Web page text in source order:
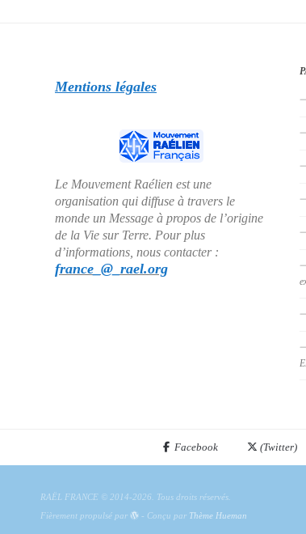
Mentions légales
Le Mouvement Raélien est une
organisation qui diffuse à travers le
monde un Message à propos de l’origine
de la Vie sur Terre. Pour plus
d’informations, nous contacter :
france_@_rael.org
Facebook (Twitter)
RAËL FRANCE © 2014-2026. Tous droits réservés.
Fièrement propulsé par
- Conçu par Thème Hueman